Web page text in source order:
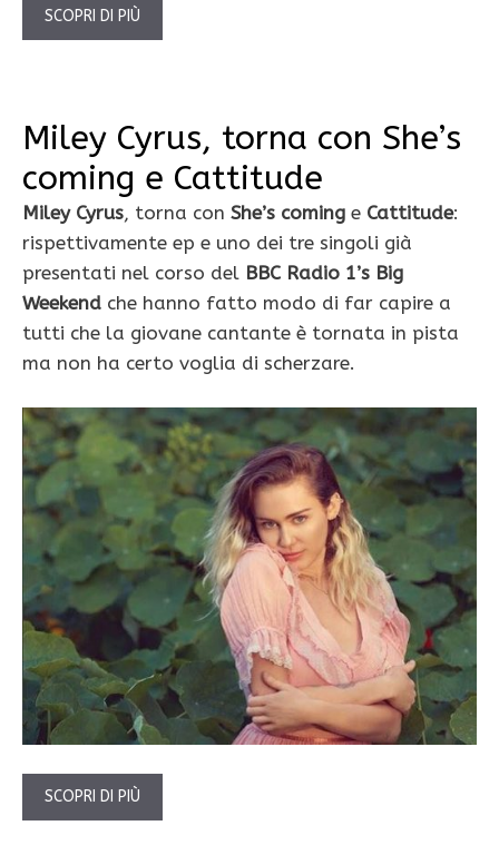
SCOPRI DI PIÙ
Miley Cyrus, torna con She’s
coming e Cattitude
Miley Cyrus, torna con She’s coming e Cattitude:
rispettivamente ep e uno dei tre singoli già
presentati nel corso del BBC Radio 1’s Big
Weekend che hanno fatto modo di far capire a
tutti che la giovane cantante è tornata in pista
ma non ha certo voglia di scherzare.
SCOPRI DI PIÙ